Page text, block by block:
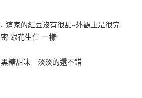
這家的紅豆沒有很甜~外觀上是很完
跟花生仁 一樣!
黑糖甜味 淡淡的還不錯